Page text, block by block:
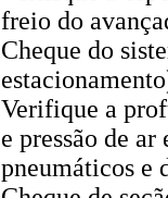
freio do
Cheque do
Verifique a
e pressão de
pneumáticos e